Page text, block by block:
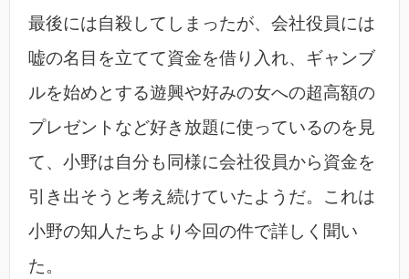
最後には自殺してしまったが、会社役員には
嘘の名目を立てて資金を借り入れ、ギャンブ
ルを始めとする遊興や好みの女への超高額の
プレゼントなど好き放題に使っているのを見
て、小野は自分も同様に会社役員から資金を
引き出そうと考え続けていたようだ。これは
小野の知人たちより今回の件で詳しく聞い
た。